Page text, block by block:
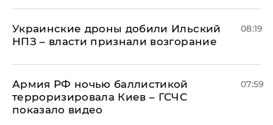
Украинские дроны добили Ильский
НПЗ – власти признали возгорание
08:19
Армия РФ ночью баллистикой
терроризировала Киев – ГСЧС
показало видео
07:59